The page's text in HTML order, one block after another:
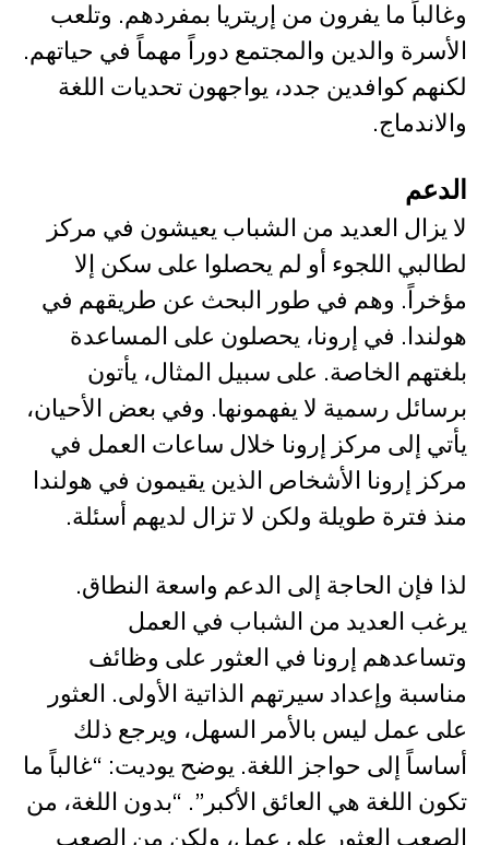
وغالباً ما يفرون من إريتريا بمفردهم. وتلعب
الأسرة والدين والمجتمع دوراً مهماً في حياتهم.
لكنهم كوافدين جدد، يواجهون تحديات اللغة
والاندماج.
الدعم
لا يزال العديد من الشباب يعيشون في مركز
لطالبي اللجوء أو لم يحصلوا على سكن إلا
مؤخراً. وهم في طور البحث عن طريقهم في
هولندا. في إرونا، يحصلون على المساعدة
بلغتهم الخاصة. على سبيل المثال، يأتون
برسائل رسمية لا يفهمونها. وفي بعض الأحيان،
يأتي إلى مركز إرونا خلال ساعات العمل في
مركز إرونا الأشخاص الذين يقيمون في هولندا
منذ فترة طويلة ولكن لا تزال لديهم أسئلة.
لذا فإن الحاجة إلى الدعم واسعة النطاق.
يرغب العديد من الشباب في العمل
وتساعدهم إرونا في العثور على وظائف
مناسبة وإعداد سيرتهم الذاتية الأولى. العثور
على عمل ليس بالأمر السهل، ويرجع ذلك
أساساً إلى حواجز اللغة. يوضح يوديت: “غالباً ما
تكون اللغة هي العائق الأكبر”. “بدون اللغة، من
الصعب العثور على عمل، ولكن من الصعب